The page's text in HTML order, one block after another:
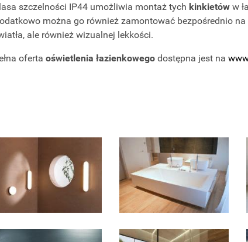
szczelności IP44 umożliwia montaż tych kinkietóww
można go również zamontować bezpośrednio
ale również wizualnej lekkości.
oferta oświetlenia łazienkowegodostępna jest na